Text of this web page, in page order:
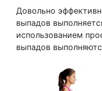
Довольно
выпадов
использованием
выпадов